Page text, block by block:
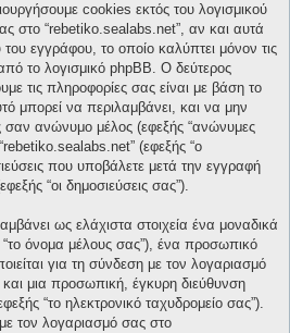
cookies εκτός του λογισμικού
στο “rebetiko.sealabs.net”, αν και αυτά
εγγράφου, το οποίο καλύπτει μόνον τις
το λογισμικό phpBB. Ο δεύτερος
τις πληροφορίες σας είναι με βάση το
μπορεί να περιλαμβάνει, και να μην
σαν ανώνυμο μέλος (εφεξής “ανώνυμες
(εφεξής “ο
που υποβάλετε μετά την εγγραφή
“οι δημοσιεύσεις σας”).
ως ελάχιστα στοιχεία ένα μοναδικά
όνομα μέλους σας”), ένα προσωπικό
για τη σύνδεση με τον λογαριασμό
μια προσωπική, έγκυρη διεύθυνση
“το ηλεκτρονικό ταχυδρομείο σας”).
τον λογαριασμό σας στο